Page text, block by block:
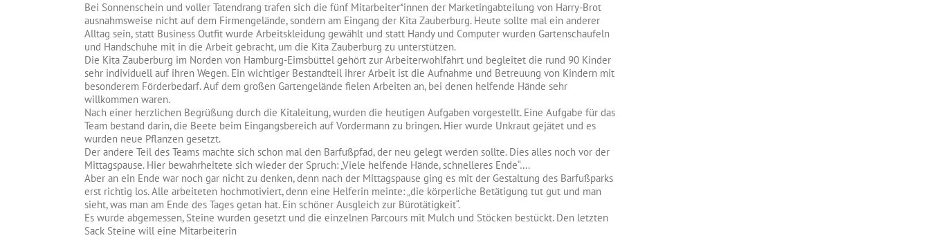
Bei Sonnenschein und voller Tatendrang trafen sich die fünf Mitarbeiter*innen der Marketingabteilung von Harry-Brot
ausnahmsweise nicht auf dem Firmengelände, sondern am Eingang der Kita Zauberburg. Heute sollte mal ein anderer
Alltag sein, statt Business Outfit wurde Arbeitskleidung gewählt und statt Handy und Computer wurden Gartenschaufeln
und Handschuhe mit in die Arbeit gebracht, um die Kita Zauberburg zu unterstützen.
Die Kita Zauberburg im Norden von Hamburg-Eimsbüttel gehört zur Arbeiterwohlfahrt und begleitet die rund 90 Kinder
sehr individuell auf ihren Wegen. Ein wichtiger Bestandteil ihrer Arbeit ist die Aufnahme und Betreuung von Kindern mit
besonderem Förderbedarf. Auf dem großen Gartengelände fielen Arbeiten an, bei denen helfende Hände sehr
willkommen waren.
Nach einer herzlichen Begrüßung durch die Kitaleitung, wurden die heutigen Aufgaben vorgestellt. Eine Aufgabe für das
Team bestand darin, die Beete beim Eingangsbereich auf Vordermann zu bringen. Hier wurde Unkraut gejätet und es
wurden neue Pflanzen gesetzt.
Der andere Teil des Teams machte sich schon mal den Barfußpfad, der neu gelegt werden sollte. Dies alles noch vor der
Mittagspause. Hier bewahrheitete sich wieder der Spruch: „Viele helfende Hände, schnelleres Ende“….
Aber an ein Ende war noch gar nicht zu denken, denn nach der Mittagspause ging es mit der Gestaltung des Barfußparks
erst richtig los. Alle arbeiteten hochmotiviert, denn eine Helferin meinte: „die körperliche Betätigung tut gut und man
sieht, was man am Ende des Tages getan hat. Ein schöner Ausgleich zur Bürotätigkeit“.
Es wurde abgemessen, Steine wurden gesetzt und die einzelnen Parcours mit Mulch und Stöcken bestückt. Den letzten
Sack Steine will eine Mitarbeiterin